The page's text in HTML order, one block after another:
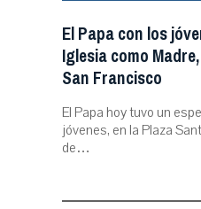
El Papa con los
Iglesia como
San Francisco
El Papa hoy tuvo un
jóvenes, en la Plaza
de…